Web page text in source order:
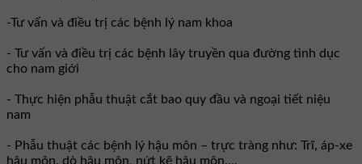
-Tư vấn và điều trị các bệnh lý nam khoa
- Tư vấn và điều trị các bệnh lây truyền qua đường tình dục
cho nam giới
- Thực hiện phẫu thuật cắt bao quy đầu và ngoại tiết niệu
nam
- Phẫu thuật các bệnh lý hậu môn – trực tràng như: Trĩ, áp-xe
hậu môn, dò hậu môn, nứt kẽ hậu môn,...